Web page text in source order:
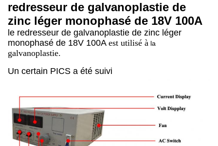
redresseur de galvanoplastie de
zinc léger monophasé de 18V 100A
le redresseur de galvanoplastie de zinc léger
monophasé de 18V 100A est utilisé à la
galvanoplastie.
Un certain PICS a été suivi